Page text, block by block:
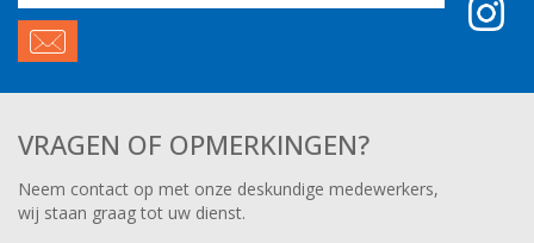
VRAGEN OF OPMERKINGEN?
Neem contact op met onze deskundige medewerkers,
wij staan graag tot uw dienst.